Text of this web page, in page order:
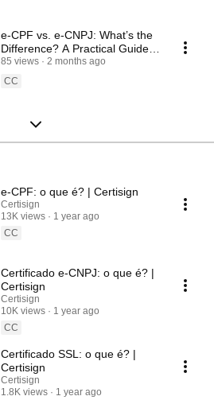
e-CPF vs. e-CNPJ: What’s the
Difference? A Practical Guide
to Choosing Your Certisign
Digital Cer...
85 views
2 months ago
CC
e-CPF: o que é? | Certisign
Certisign
13K views
1 year ago
CC
Certificado e-CNPJ: o que é? |
Certisign
Certisign
10K views
1 year ago
CC
Certificado SSL: o que é? |
Certisign
Certisign
1.8K views
1 year ago